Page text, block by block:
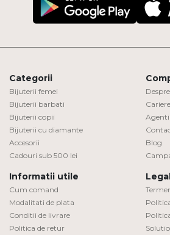
Categorii
Bijuterii femei
Bijuterii barbati
Bijuterii copii
Bijuterii cu diamante
Accesorii
Cadouri sub 500 lei
Cariere
Agentii
Blog
Informatii utile
Cum comand
Modalitati de plata
Conditii de livrare
Politica de retur